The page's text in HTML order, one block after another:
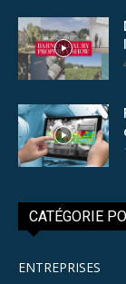
CATÉGORIE
ENTREPRISES